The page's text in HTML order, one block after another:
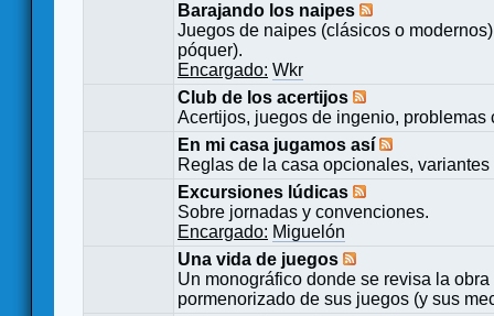
Barajando los naipes
Juegos de naipes (clásicos o
póquer).
Encargado: Wkr
Club de los acertijos
Acertijos, juegos de ingenio,
En mi casa jugamos así
Reglas de la casa opcionales,
Excursiones lúdicas
Sobre jornadas y convenciones.
Encargado: Miguelón
Una vida de juegos
Un monográfico donde se revisa la
pormenorizado de sus juegos (y sus